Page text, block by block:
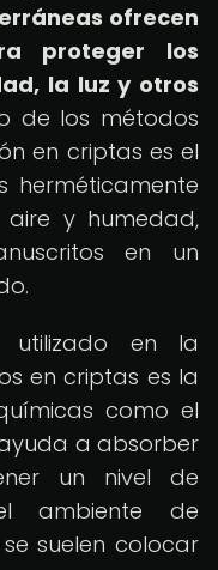
ofrecen
proteger los
la luz y otros
de los métodos
en criptas es el
herméticamente
y humedad,
en un
utilizado en la
en criptas es la
como el
a absorber
un nivel de
ambiente de
suelen colocar